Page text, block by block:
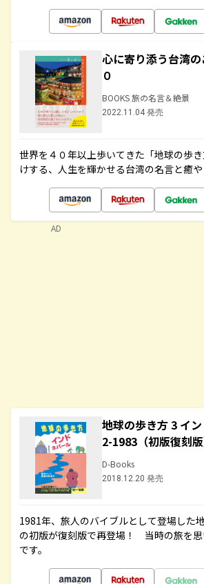
心に寄り添う台湾
０
BOOKS 旅の名言＆絶景
2022.11.04 発売
世界を４０年以上歩いてきた「地球の歩
けする、人生を輝かせる台湾の名言と癒
地球の歩き方 3 イ
2-1983（初版復刻版
D-Books
2018.12.20 発売
1981年、旅人のバイブルとして登場した
の初版が復刻版で再登場！ 当時の旅を
です。
AD